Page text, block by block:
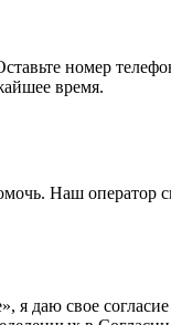
номер
время.
Наш оператор
я даю свое